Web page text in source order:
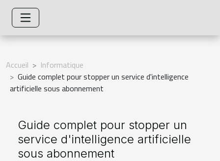
Accueil
Informatique
Guide complet pour stopper un service d'intelligence
artificielle sous abonnement
Guide complet pour stopper un
service d'intelligence artificielle
sous abonnement